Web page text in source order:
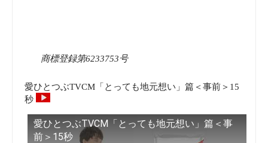
商標登録第6233753号
愛ひとつぶTVCM「とっても地元想い」篇＜事前＞15
秒
愛ひとつぶTVCM「とっても地元想い」篇＜事
前＞15秒